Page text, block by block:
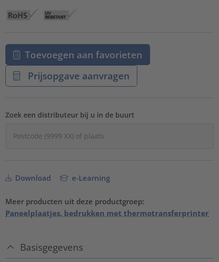
Toevoegen aan favorieten
Prijsopgave aanvragen
Zoek een distributeur bij u in de buurt
Download e-Learning
Meer producten uit deze productgroep:
Paneelplaatjes, bedrukken met thermotransferprinter
Basisgegevens